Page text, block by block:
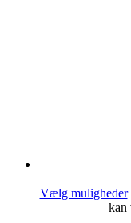
Vælg muligheder
kan